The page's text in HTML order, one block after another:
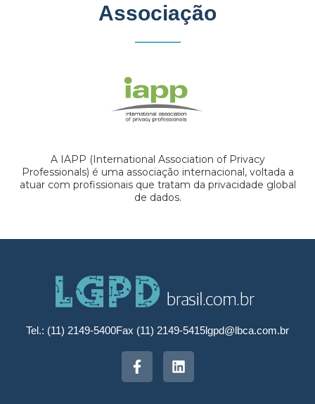
Associação
A IAPP (International Association of Privacy
Professionals) é uma associação internacional, voltada a
atuar com profissionais que tratam da privacidade global
de dados.
Tel.: (11) 2149-5400Fax (11) 2149-5415lgpd@lbca.com.br